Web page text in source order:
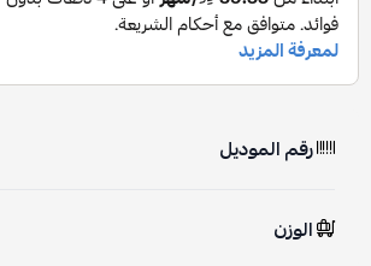
رقم الموديل
الوزن